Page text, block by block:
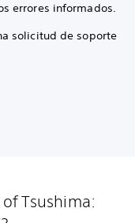
errores informados.
solicitud de soporte
Tsushima: